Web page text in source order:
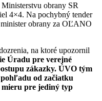
obrany SR
4×4. Na pochybný tender
obrany za OĽANO
na ktoré upozornil
Úradu pre verejné
zákazky. ÚVO tým
od začiatku
mieru pre jediný typ